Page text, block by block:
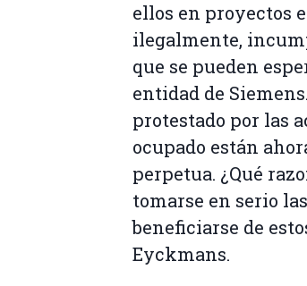
ellos en proyectos
ilegalmente,
que se pueden
entidad de
protestado por las
ocupado están
perpetua. ¿Qué
tomarse en serio
beneficiarse de
Eyckmans.